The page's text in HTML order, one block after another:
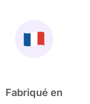
Fabriqué en